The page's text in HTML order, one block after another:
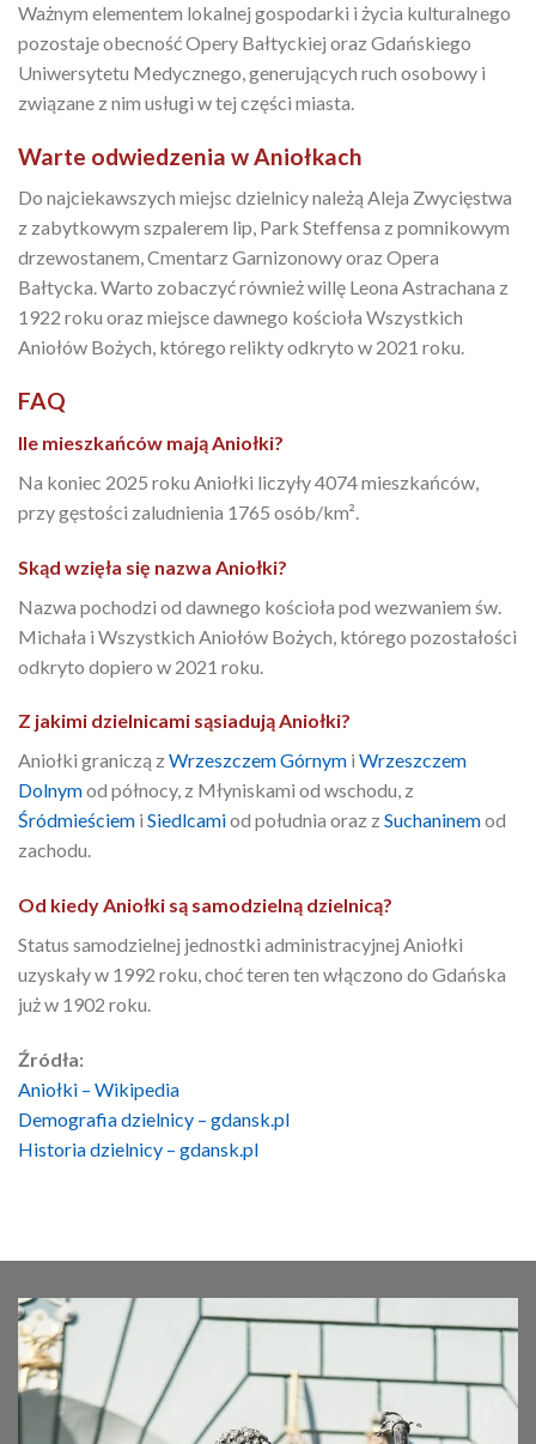
Ważnym elementem lokalnej gospodarki i życia kulturalnego
pozostaje obecność Opery Bałtyckiej oraz Gdańskiego
Uniwersytetu Medycznego, generujących ruch osobowy i
związane z nim usługi w tej części miasta.
Warte odwiedzenia w Aniołkach
Do najciekawszych miejsc dzielnicy należą Aleja Zwycięstwa
z zabytkowym szpalerem lip, Park Steffensa z pomnikowym
drzewostanem, Cmentarz Garnizonowy oraz Opera
Bałtycka. Warto zobaczyć również willę Leona Astrachana z
1922 roku oraz miejsce dawnego kościoła Wszystkich
Aniołów Bożych, którego relikty odkryto w 2021 roku.
FAQ
Ile mieszkańców mają Aniołki?
Na koniec 2025 roku Aniołki liczyły 4074 mieszkańców,
przy gęstości zaludnienia 1765 osób/km².
Skąd wzięła się nazwa Aniołki?
Nazwa pochodzi od dawnego kościoła pod wezwaniem św.
Michała i Wszystkich Aniołów Bożych, którego pozostałości
odkryto dopiero w 2021 roku.
Z jakimi dzielnicami sąsiadują Aniołki?
Aniołki graniczą z Wrzeszczem Górnym i Wrzeszczem
Dolnymod północy, z Młyniskami od wschodu, z
Śródmieściem i Siedlcamiod południa oraz z Suchaninemod
zachodu.
Od kiedy Aniołki są samodzielną dzielnicą?
Status samodzielnej jednostki administracyjnej Aniołki
uzyskały w 1992 roku, choć teren ten włączono do Gdańska
już w 1902 roku.
Źródła:
Aniołki – Wikipedia
Demografia dzielnicy – gdansk.pl
Historia dzielnicy – gdansk.pl